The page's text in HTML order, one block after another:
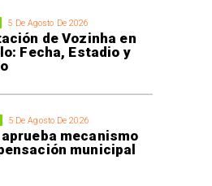
5 De Agosto De 2026
de Vozinha en
Fecha, Estadio y
5 De Agosto De 2026
mecanismo
municipal